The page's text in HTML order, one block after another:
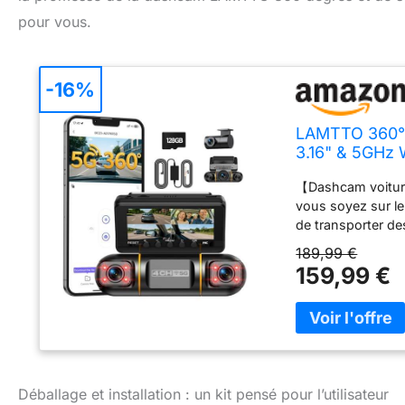
pour vous.
LAMTTO
3.16" &
de Câblage
【Dashcam
vous soyez sur
de transporter
recoin sans le
1080P LAMTTO
enregistrant
kit de câblage et
courte ?
quotidien,
ACC du véhicule
189,99 €
159,99 €
-16%
Déballage et installation : un kit pensé pour l’utilisateur